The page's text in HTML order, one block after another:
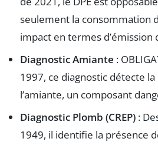
seulement la consommation
impact en termes d’émission
Diagnostic Amiante :
1997, ce diagnostic détecte
l’amiante, un composant
Diagnostic Plomb (CREP) :
1949, il identifie la présence